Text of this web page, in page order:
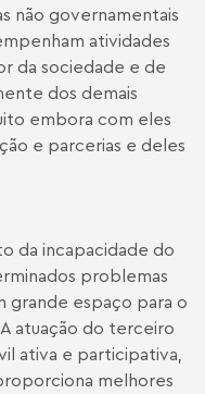
não governamentais
atividades
da sociedade e de
dos demais
embora com eles
e parcerias e deles
da incapacidade do
problemas
grande espaço para o
atuação do terceiro
ativa e participativa,
melhores